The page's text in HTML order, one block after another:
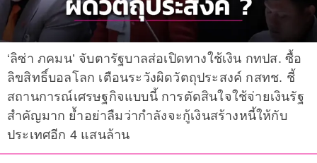
‘ลิซ่า ภคมน’ จับตารัฐบาลส่อเปิดทางใช้เงิน กทปส. ซื้อ
ลิขสิทธิ์บอลโลก เตือนระวังผิดวัตถุประสงค์ กสทช. ชี้
สถานการณ์เศรษฐกิจแบบนี้ การตัดสินใจใช้จ่ายเงินรัฐ
สำคัญมาก ย้ำอย่าลืมว่ากำลังจะกู้เงินสร้างหนี้ให้กับ
ประเทศอีก 4 แสนล้าน